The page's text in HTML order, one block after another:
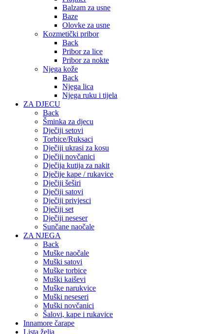
Balzam za usne
Baze
Olovke za usne
Kozmetički pribor
Back
Pribor za lice
Pribor za nokte
Njega kože
Back
Njega lica
Njega ruku i tijela
ZA DJECU
Back
Šminka za djecu
Dječiji setovi
Torbice/Ruksaci
Dječiji ukrasi za kosu
Dječiji novčanici
Dječija kutija za nakit
Dječije kape / rukavice
Dječiji šeširi
Dječiji satovi
Dječiji privjesci
Dječiji set
Dječiji neseser
Sunčane naočale
ZA NJEGA
Back
Muške naočale
Muški satovi
Muške torbice
Muški kaiševi
Muške narukvice
Muški neseseri
Muški novčanici
Šalovi, kape i rukavice
Innamore čarape
Lista želja